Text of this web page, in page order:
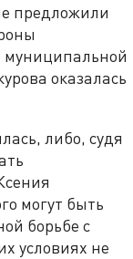
предложили
муниципальной
оказалась
либо, судя
могут быть
борьбе с
условиях не